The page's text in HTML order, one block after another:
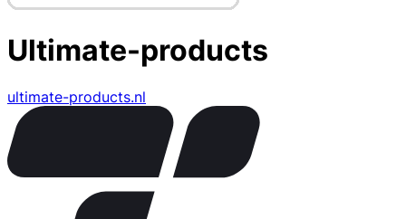
Ultimate-products
ultimate-products.nl